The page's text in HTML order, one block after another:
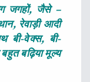
जगहों, जैसे –
रेवाड़ी आदी
बी-वेक्स, बी-
बढ़िया मूल्य